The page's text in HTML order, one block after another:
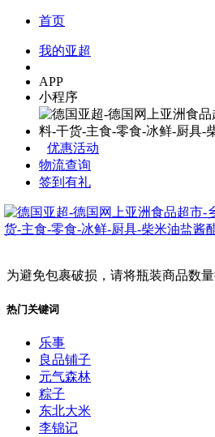
首页
我的亚超
APP
小程序
优惠活动
物流查询
签到有礼
为避免包裹破损，请将瓶装商品数
热门关键词
乐事
良品铺子
元气森林
粽子
东北大米
李锦记